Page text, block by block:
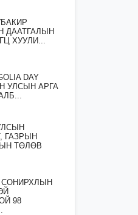
ДААТГАЛЫН
ХУУЛИ...
DAY
УЛСЫН АРГА
ГАЗРЫН
ТӨЛӨВ
СОНИРХЛЫН
98